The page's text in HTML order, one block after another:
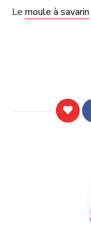
Le moule à savarin